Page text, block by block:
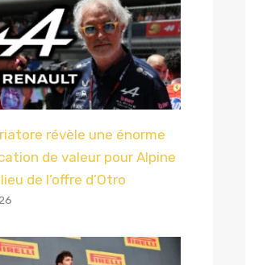
révèle une énorme
de valeur pour Alpine
de l’offre d’Otro